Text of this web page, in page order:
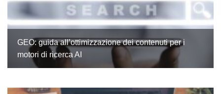
GEO: guida all’ottimizzazione dei contenuti per i
motori di ricerca AI